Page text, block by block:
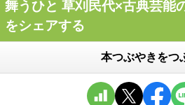
舞うひと 草刈民代×古典芸能
本つぶやきをつ